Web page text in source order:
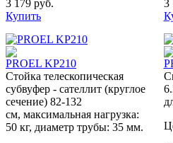
3 179 руб.
Купить
3
PROEL KP210
Стойка телескопическая
субвуфер - сателлит (круглое
сечение) 82-132
см, максимальная нагрузка:
50 кг, диаметр трубы: 35 мм.